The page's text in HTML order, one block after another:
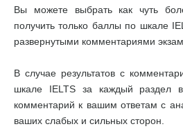
Вы можете выбрать как чуть
получить только баллы по шкале
развернутыми комментариями
В случае результатов с
шкале IELTS за каждый раздел
комментарий к вашим ответам с
ваших слабых и сильных сторон.